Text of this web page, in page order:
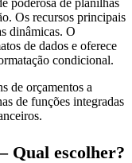
Os recursos principais
dinâmicas. O
de dados e oferece
condicional.
de orçamentos a
de funções integradas
Qual escolher?